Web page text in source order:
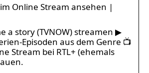
Online Stream ansehen |
a story (TVNOW) streamen ▶
Episoden aus dem Genre 📺
Stream bei RTL+ (ehemals